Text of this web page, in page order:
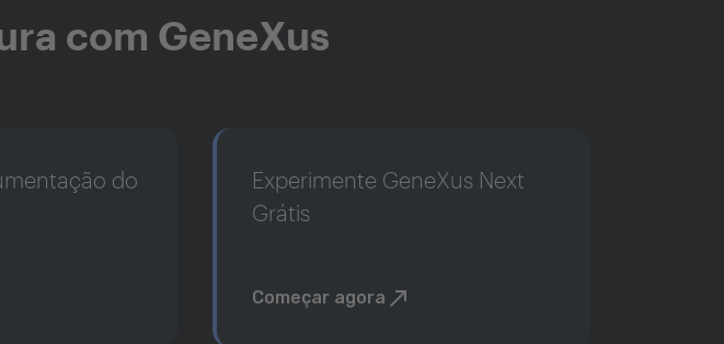
com GeneXus
do
Experimente GeneXus Next
Grátis
Começar agora